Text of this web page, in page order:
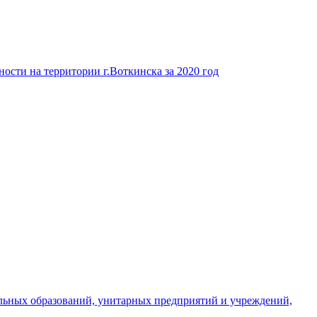
на территории г.Воткинска за 2020 год
образований, унитарных предприятий и учреждений,